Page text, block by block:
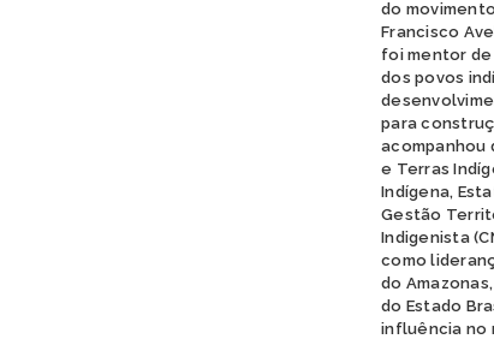
do
Francisco
foi mentor
dos povos
para
acompanhou
e Terras
Indígena,
Gestão
Indigenista
como
do
do Estado
influência no